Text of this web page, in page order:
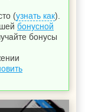
(узнать как).
бонусной
бонусы